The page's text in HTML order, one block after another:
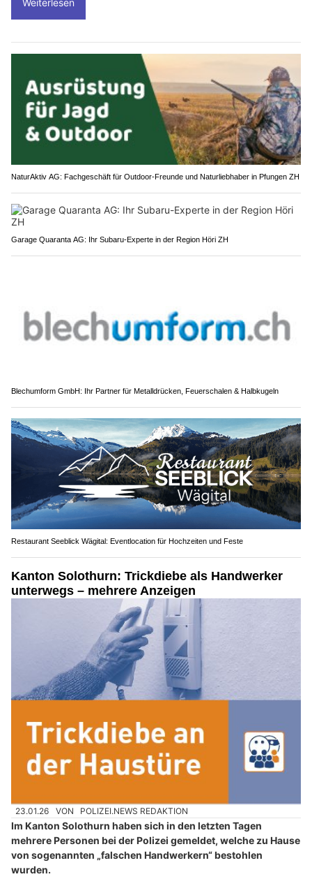
NaturAktiv AG: Fachgeschäft für Outdoor-Freunde und Naturliebhaber in Pfungen ZH
Garage Quaranta AG: Ihr Subaru-Experte in der Region Höri ZH
Blechumform GmbH: Ihr Partner für Metalldrücken, Feuerschalen & Halbkugeln
Restaurant Seeblick Wägital: Eventlocation für Hochzeiten und Feste
Kanton Solothurn: Trickdiebe als Handwerker
unterwegs – mehrere Anzeigen
23.01.26 VON POLIZEI.NEWS REDAKTION
Im Kanton Solothurn haben sich in den letzten Tagen
mehrere Personen bei der Polizei gemeldet, welche zu Hause
von sogenannten „falschen Handwerkern“ bestohlen
wurden.